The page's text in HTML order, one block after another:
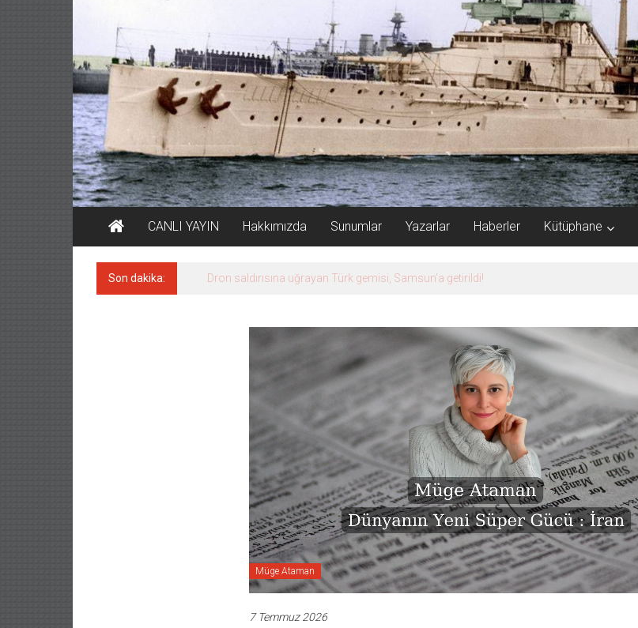
CANLI YAYIN Hakkımızda Sunumlar Yazarlar Haberler Kütüphane
Son dakika: Dron saldırısına uğrayan Türk gemisi, Samsun’a getirildi!
Müge Ataman
7 Temmuz 2026